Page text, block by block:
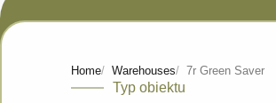
Home Warehouses 7r Green Saver
Typ obiektu